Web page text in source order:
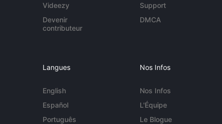
Videezy
Devenir
contributeur
Support
DMCA
Langues
English
Español
Português
Nos Infos
Nos Infos
L'Équipe
Le Blogue